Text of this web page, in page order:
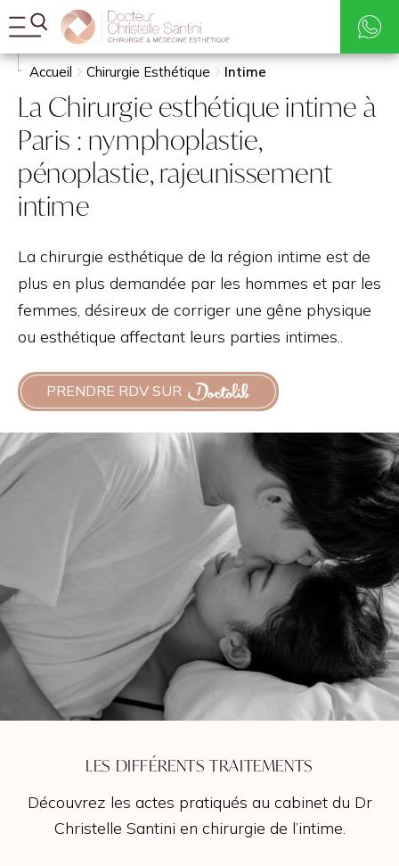
Tarifs
Rechercher
Accueil Chirurgie Esthétique Intime
La Chirurgie esthétique intime à
Paris : nymphoplastie,
pénoplastie, rajeunissement
intime
La chirurgie esthétique de la région intime est de
plus en plus demandée par les hommes et par les
femmes, désireux de corriger une gêne physique
ou esthétique affectant leurs parties intimes..
PRENDRE RDV SUR
LES DIFFÉRENTS TRAITEMENTS
Découvrez les actes pratiqués au cabinet du Dr
Christelle Santini en chirurgie de l’intime.